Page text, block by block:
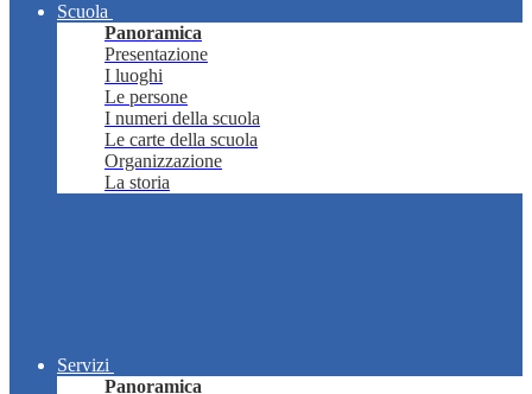
Scuola
Panoramica
Presentazione
I luoghi
Le persone
I numeri della scuola
Le carte della scuola
Organizzazione
La storia
Servizi
Panoramica